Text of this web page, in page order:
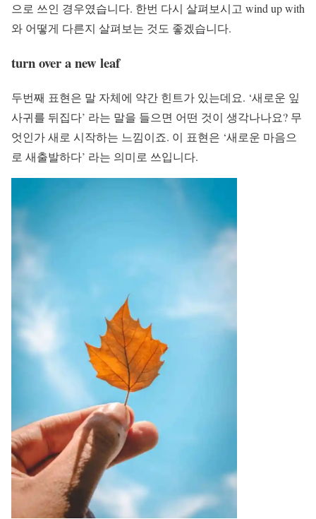
으로 쓰인 경우였습니다. 한번 다시 살펴보시고 wind up with
와 어떻게 다른지 살펴보는 것도 좋겠습니다.
turn over a new leaf
두번째 표현은 말 자체에 약간 힌트가 있는데요. ‘새로운 잎
사귀를 뒤집다’ 라는 말을 들으면 어떤 것이 생각나나요? 무
엇인가 새로 시작하는 느낌이죠. 이 표현은 ‘새로운 마음으
로 새출발하다’ 라는 의미로 쓰입니다.